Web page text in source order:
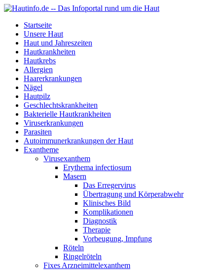
Startseite
Unsere Haut
Haut und Jahreszeiten
Hautkrankheiten
Hautkrebs
Allergien
Haarerkrankungen
Nägel
Hautpilz
Geschlechtskrankheiten
Bakterielle Hautkrankheiten
Viruserkrankungen
Parasiten
Autoimmunerkrankungen der Haut
Exantheme
Virusexanthem
Erythema infectiosum
Masern
Das Erregervirus
Übertragung und Körperabwehr
Klinisches Bild
Komplikationen
Diagnostik
Therapie
Vorbeugung, Impfung
Röteln
Ringelröteln
Fixes Arzneimittelexanthem